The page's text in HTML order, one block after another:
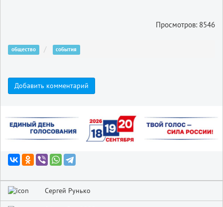
Просмотров: 8546
общество события
Добавить комментарий
Сергей Рунько